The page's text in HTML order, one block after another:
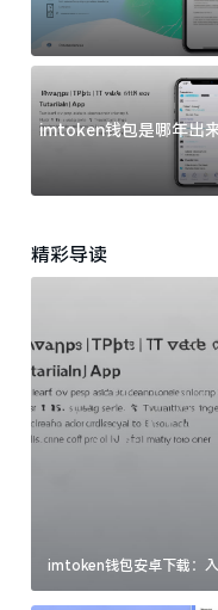
过来人告诉你门道
imtoken钱包是哪年出来
一文给你说清楚
精彩导读
imtoken钱包安卓下载：